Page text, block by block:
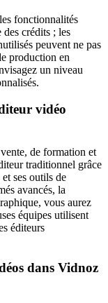
fonctionnalités
crédits ; les
peuvent ne pas
production en
un niveau
vidéo
de formation et
traditionnel grâce
et ses outils de
avancés, la
vous aurez
équipes utilisent
éditeurs
dans Vidnoz